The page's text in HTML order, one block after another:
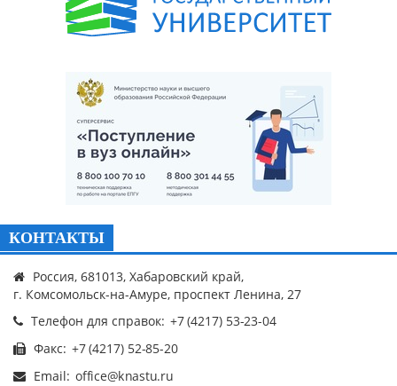
КОНТАКТЫ
Россия, 681013, Хабаровский край,
г. Комсомольск-на-Амуре, проспект Ленина, 27
Телефон для справок:
Факс:
Email: